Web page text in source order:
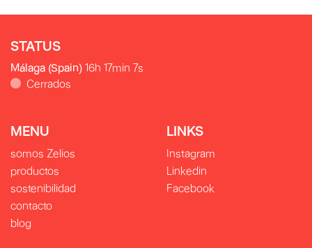
STATUS
Málaga (Spain) 16h 17min 9s
Cerrados
MENU
somos Zelios
productos
sostenibilidad
contacto
blog
LINKS
Instagram
Linkedin
Facebook